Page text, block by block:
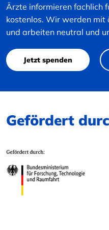
Ärzte informieren fachlich
kostenlos. Wir werden mit
und arbeiten neutral und
Jetzt spenden
Gefördert